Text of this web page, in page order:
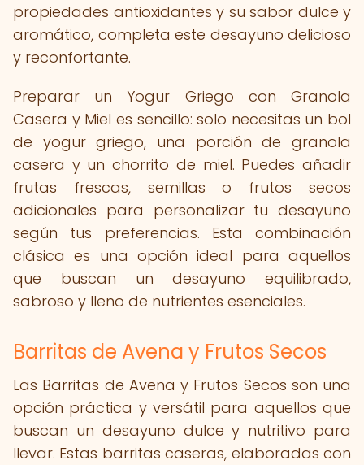
propiedades antioxidantes y su sabor dulce y
aromático, completa este desayuno delicioso
y reconfortante.
Preparar un Yogur Griego con Granola
Casera y Miel es sencillo: solo necesitas un bol
de yogur griego, una porción de granola
casera y un chorrito de miel. Puedes añadir
frutas frescas, semillas o frutos secos
adicionales para personalizar tu desayuno
según tus preferencias. Esta combinación
clásica es una opción ideal para aquellos
que buscan un desayuno equilibrado,
sabroso y lleno de nutrientes esenciales.
Barritas de Avena y Frutos Secos
Las Barritas de Avena y Frutos Secos son una
opción práctica y versátil para aquellos que
buscan un desayuno dulce y nutritivo para
llevar. Estas barritas caseras, elaboradas con